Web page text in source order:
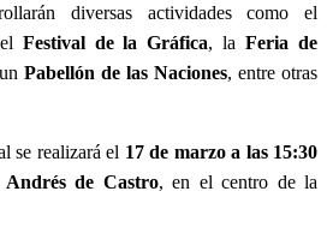
diversas actividades como el
Festival de la Gráfica, laFeria de
Pabellón de las Naciones, entre otras
se realizará el 17 de marzo a las 15:30
de Castro, en el centro de la